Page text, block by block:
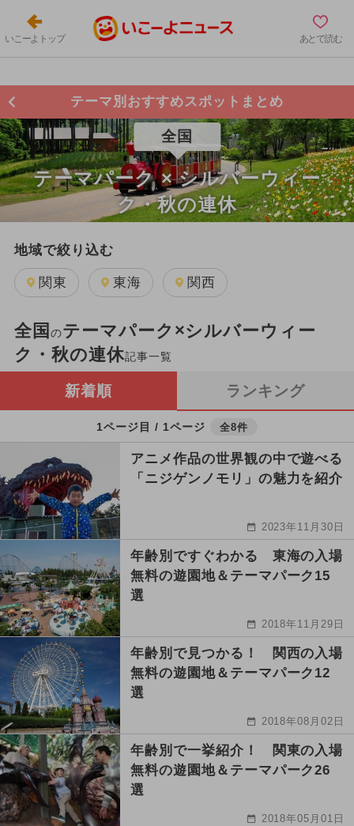
いこーよトップ あとで読む
テーマ別おすすめスポットまとめ
全国
テーマパーク × シルバーウィー
ク・秋の連休
地域で絞り込む
関東 東海 関西
全国 のテーマパーク×シルバーウィー
ク・秋の連休記事一覧
新着順 ランキング
1ページ目 / 1ページ 全8件
アニメ作品の世界観の中で遊べる
「ニジゲンノモリ」の魅力を紹介
2023年11月30日
年齢別ですぐわかる 東海の入場
無料の遊園地＆テーマパーク15
選
2018年11月29日
年齢別で見つかる！ 関西の入場
無料の遊園地＆テーマパーク12
選
2018年08月02日
年齢別で一挙紹介！ 関東の入場
無料の遊園地＆テーマパーク26
選
2018年05月01日